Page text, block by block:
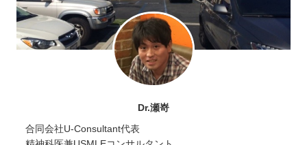
Dr.瀬嵜
合同会社U-Consultant代表